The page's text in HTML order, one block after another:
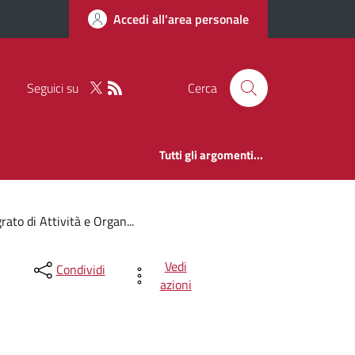
Accedi all'area personale
Seguici su Cerca
Tutti gli argomenti...
di Attività e Organ...
Condividi
Vedi
azioni